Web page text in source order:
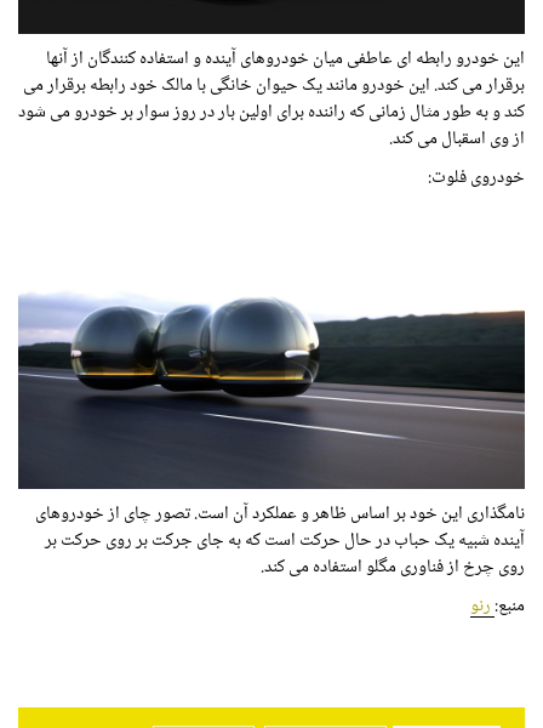
این خودرو رابطه ای عاطفی میان خودروهای آینده و استفاده کنندگان از آنها
برقرار می کند. این خودرو مانند یک حیوان خانگی با مالک خود رابطه برقرار می
کند و به طور مثال زمانی که راننده برای اولین بار در روز سوار بر خودرو می شود
از وی اسقبال می کند.
خودروی فلوت:
نامگذاری این خود بر اساس ظاهر و عملکرد آن است. تصور چای از خودروهای
آینده شبیه یک حباب در حال حرکت است که به جای جرکت بر روی حرکت بر
روی چرخ از فناوری مگلو استفاده می کند.
منبع:رنو